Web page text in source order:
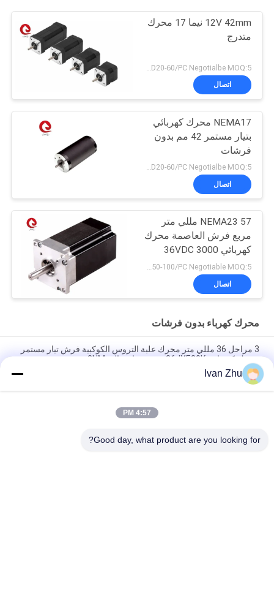
12V 42mm نيما 17 محرك
متدرج
اتصال
NEMA17 محرك كهربائي
بتيار مستمر 42 مم بدون
فرشات
USD20-60/PC Negotialbe MOQ:5 قطع
اتصال
NEMA23 57 مللي متر
مربع فرش العاصمة محرك
كهربائي 36VDC 3000
دورة في الدقيقة 0.6N.M
USD50-100/PC Negotiable MOQ:5 قطع
اتصال
محرك كهرباء بدون فرشات
3 مراحل 36 مللي متر محرك علبة التروس الكوكبية فرش تيار مستمر
محرك كهربائي 36JXE30K عزم دوران عالي 3NM
كهربائية
Ivan Zhu
4:57 PM
Good day, what product are you looking for?